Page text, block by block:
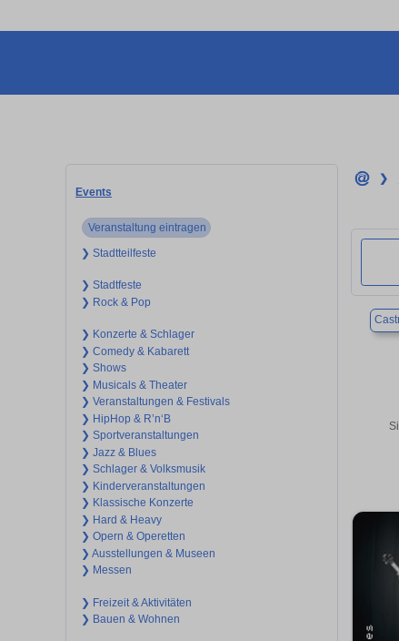
Events
Veranstaltung eintragen
❯ Stadtteilfeste
❯ Stadtfeste
❯ Rock & Pop
❯ Konzerte & Schlager
❯ Comedy & Kabarett
❯ Shows
❯ Musicals & Theater
❯ Veranstaltungen & Festivals
❯ HipHop & R’n‘B
❯ Sportveranstaltungen
❯ Jazz & Blues
❯ Schlager & Volksmusik
❯ Kinderveranstaltungen
❯ Klassische Konzerte
❯ Hard & Heavy
❯ Opern & Operetten
❯ Ausstellungen & Museen
❯ Messen
❯ Freizeit & Aktivitäten
❯ Bauen & Wohnen
❯